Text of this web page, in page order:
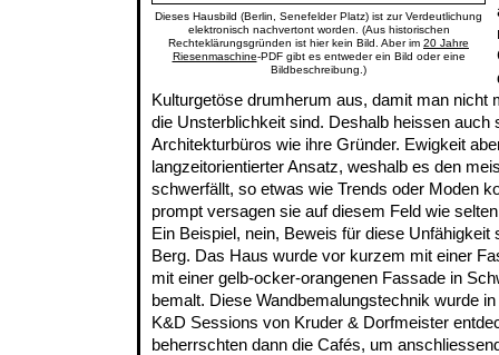
Dieses Hausbild (Berlin, Senefelder Platz) ist zur Verdeutlichung
elektronisch nachvertont worden. (Aus historischen
Rechteklärungsgründen ist hier kein Bild. Aber im 20 Jahre
Riesenmaschine-PDF gibt es entweder ein Bild oder eine
Bildbeschreibung.)
Kulturgetöse drumherum aus, damit man nicht
die Unsterblichkeit sind. Deshalb heissen auch
Architekturbüros wie ihre Gründer. Ewigkeit
langzeitorientierter Ansatz, weshalb es den
schwerfällt, so etwas wie Trends oder Moden
prompt versagen sie auf diesem Feld wie
Ein Beispiel, nein, Beweis für diese Unfähigkeit
Berg. Das Haus wurde vor kurzem mit einer
mit einer gelb-ocker-orangenen Fassade in
bemalt. Diese Wandbemalungstechnik wurde
K&D Sessions von Kruder & Dorfmeister
beherrschten dann die Cafés, um